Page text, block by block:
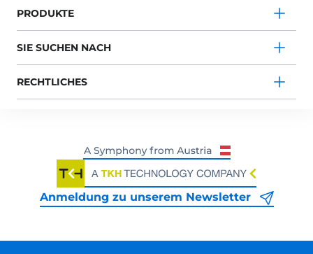
PRODUKTE
SIE SUCHEN NACH
RECHTLICHES
Anmeldung zu unserem Newsletter